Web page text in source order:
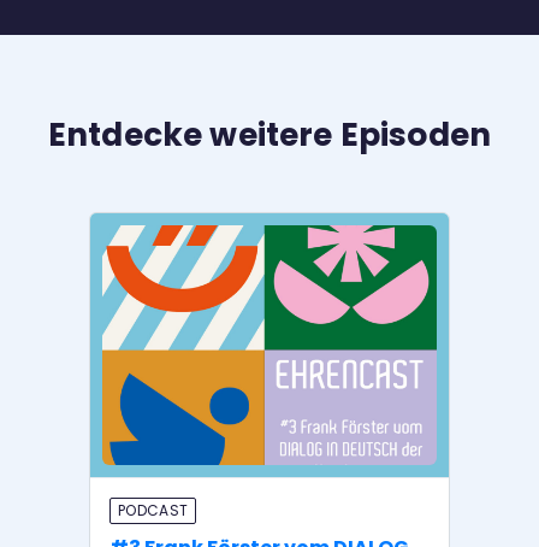
Entdecke weitere Episoden
PODCAST